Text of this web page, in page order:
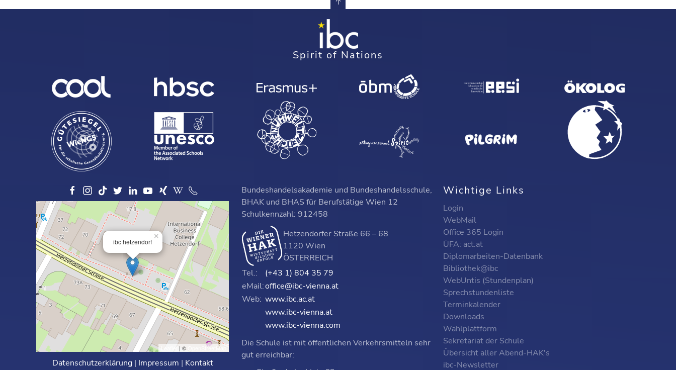
Spirit of Nations
ibc hetzendorf
×
Leaflet | © OpenStreetMap
Datenschutzerklärung| Impressum | Kontakt
Bundeshandelsakademie und Bundeshandelsschule,
BHAK und BHAS für Berufstätige Wien 12
Schulkennzahl: 912458
Hetzendorfer Straße 66 – 68
1120 Wien
ÖSTERREICH
Tel.:
(+43 1) 804 35 79
eMail:office@ibc-vienna.at
Web: www.ibc.ac.at
www.ibc-vienna.at
www.ibc-vienna.com
Die Schule ist mit öffentlichen Verkehrsmitteln sehr
gut erreichbar:
Wichtige Links
Login
WebMail
Office 365 Login
ÜFA: act.at
Diplomarbeiten-Datenbank
Bibliothek@ibc
WebUntis (Stundenplan)
Sprechstundenliste
Terminkalender
Downloads
Wahlplattform
Sekretariat der Schule
Übersicht aller Abend-HAK's
ibc-Newsletter